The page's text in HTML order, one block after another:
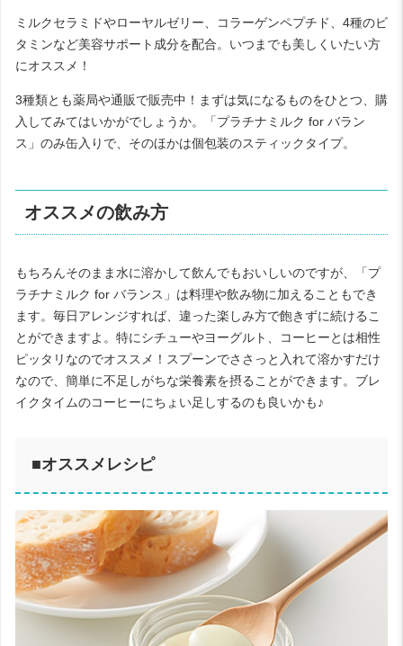
ミルクセラミドやローヤルゼリー、コラーゲンペプチド、4種のビ
タミンなど美容サポート成分を配合。いつまでも美しくいたい方
にオススメ！
3種類とも薬局や通販で販売中！まずは気になるものをひとつ、購
入してみてはいかがでしょうか。「プラチナミルク for バラン
ス」のみ缶入りで、そのほかは個包装のスティックタイプ。
オススメの飲み方
もちろんそのまま水に溶かして飲んでもおいしいのですが、「プ
ラチナミルク for バランス」は料理や飲み物に加えることもでき
ます。毎日アレンジすれば、違った楽しみ方で飽きずに続けるこ
とができますよ。特にシチューやヨーグルト、コーヒーとは相性
ピッタリなのでオススメ！スプーンでささっと入れて溶かすだけ
なので、簡単に不足しがちな栄養素を摂ることができます。ブレ
イクタイムのコーヒーにちょい足しするのも良いかも♪
■オススメレシピ